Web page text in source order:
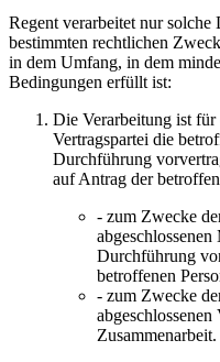
Regent verarbeitet nur
bestimmten rechtlichen
in dem Umfang, in dem
Bedingungen erfüllt ist:
Die Verarbeitung ist für
Vertragspartei die
Durchführung
auf Antrag der
- zum Zwecke
Durchführung
betroffenen
- zum Zwecke
Zusammenarbeit.